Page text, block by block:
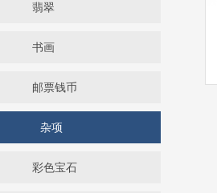
翡翠
书画
邮票钱币
杂项
彩色宝石